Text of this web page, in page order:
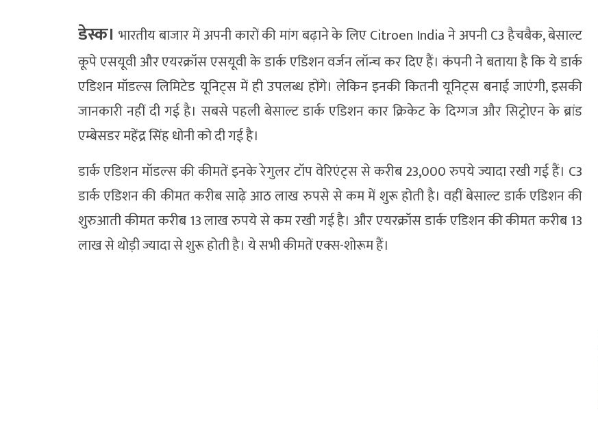
डेस्क। भारतीय बाजार में अपनी कारों की मांग बढ़ाने के लिए Citroen India ने अपनी C3 हैचबैक, बेसाल्ट
कूपे एसयूवी और एयरक्रॉस एसयूवी के डार्क एडिशन वर्जन लॉन्च कर दिए हैं। कंपनी ने बताया है कि ये डार्क
एडिशन मॉडल्स लिमिटेड यूनिट्स में ही उपलब्ध होंगे। लेकिन इनकी कितनी यूनिट्स बनाई जाएंगी, इसकी
जानकारी नहीं दी गई है। सबसे पहली बेसाल्ट डार्क एडिशन कार क्रिकेट के दिग्गज और सिट्रोएन के ब्रांड
एम्बेसडर महेंद्र सिंह धोनी को दी गई है।
डार्क एडिशन मॉडल्स की कीमतें इनके रेगुलर टॉप वेरिएंट्स से करीब 23,000 रुपये ज्यादा रखी गई हैं। C3
डार्क एडिशन की कीमत करीब साढ़े आठ लाख रुपसे से कम में शुरू होती है। वहीं बेसाल्ट डार्क एडिशन की
शुरुआती कीमत करीब 13 लाख रुपये से कम रखी गई है। और एयरक्रॉस डार्क एडिशन की कीमत करीब 13
लाख से थोड़ी ज्यादा से शुरू होती है। ये सभी कीमतें एक्स-शोरूम हैं।